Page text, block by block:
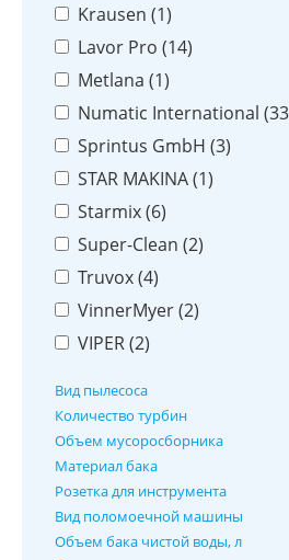
Krausen (1)
Lavor Pro (14)
Metlana (1)
Numatic International (33
Sprintus GmbH (3)
STAR MAKINA (1)
Starmix (6)
Super-Clean (2)
Truvox (4)
VinnerMyer (2)
VIPER (2)
Вид пылесоса
Количество турбин
Объем мусоросборника
Материал бака
Розетка для инструмента
Вид поломоечной машины
Объем бака чистой воды, л